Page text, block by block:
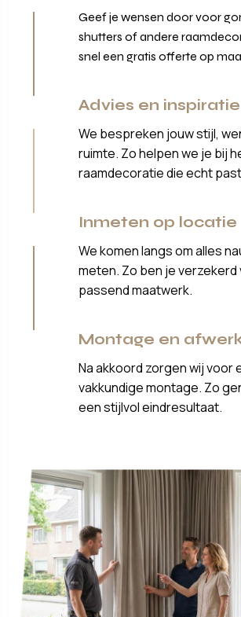
Geef je wensen door voor
shutters of andere
snel een gratis offerte op
Advies en inspiratie
We bespreken jouw stijl,
ruimte. Zo helpen we je bij
raamdecoratie die echt
Inmeten op locatie
We komen langs om alles
meten. Zo ben je
passend maatwerk.
Montage en
Na akkoord zorgen wij voor
vakkundige montage. Zo
een stijlvol eindresultaat.